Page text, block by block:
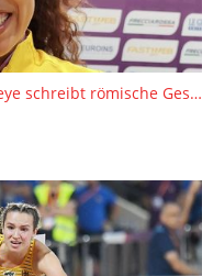
EM Rom | Yemisi Ogunleye schreibt römische Geschichte